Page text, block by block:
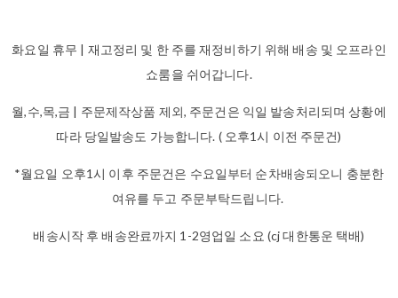
화요일 휴무 | 재고정리 및 한 주를 재정비하기 위해 배송 및 오프라인
쇼룸을 쉬어갑니다.
월,수,목,금 | 주문제작상품 제외, 주문건은 익일 발송처리되며 상황에
따라 당일발송도 가능합니다. ( 오후1시 이전 주문건)
*월요일 오후1시 이후 주문건은 수요일부터 순차배송되오니 충분한
여유를 두고 주문부탁드립니다.
배송시작 후 배송완료까지 1-2영업일 소요 (cj 대한통운 택배)